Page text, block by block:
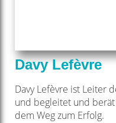
Davy Lefèvre
Davy Lefèvre ist Leiter
und begleitet und
dem Weg zum Erfolg.